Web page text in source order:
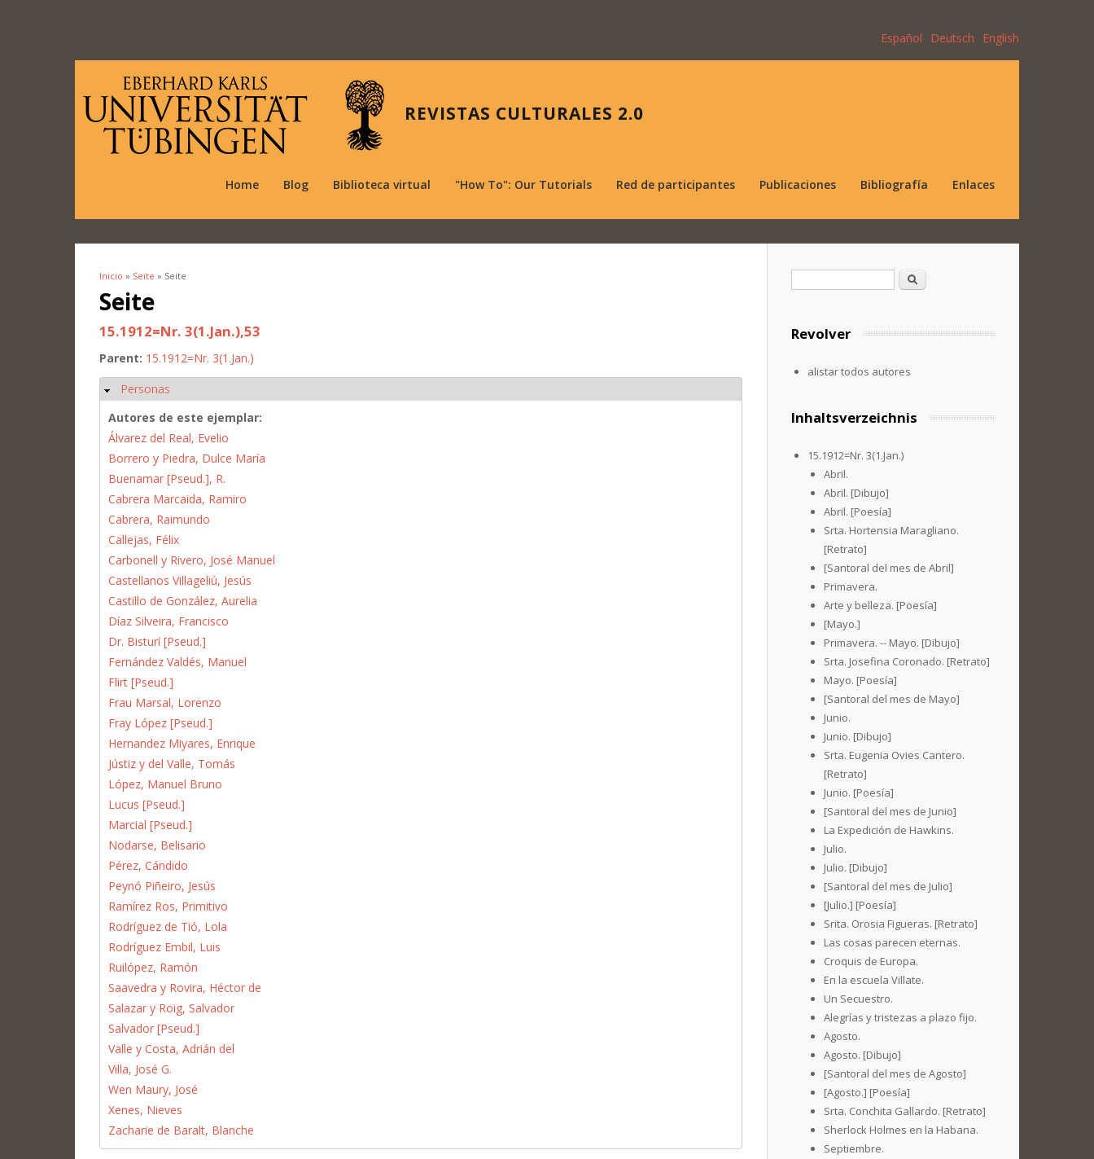
Español Deutsch English
REVISTAS CULTURALES 2.0
Home Blog Biblioteca virtual "How To": Our Tutorials Red de participantes Publicaciones Bibliografía Enlaces
Se encuentra usted aquí
Inicio » Seite » Seite
Seite
15.1912=Nr. 3(1.Jan.),53
Parent: 15.1912=Nr. 3(1.Jan.)
Ocultar
Personas
Autores de este ejemplar:
Álvarez del Real, Evelio
Borrero y Piedra, Dulce María
Buenamar [Pseud.], R.
Cabrera Marcaida, Ramiro
Cabrera, Raimundo
Callejas, Félix
Carbonell y Rivero, José Manuel
Castellanos Villageliú, Jesús
Castillo de González, Aurelia
Díaz Silveira, Francisco
Dr. Bisturí [Pseud.]
Fernández Valdés, Manuel
Flirt [Pseud.]
Frau Marsal, Lorenzo
Fray López [Pseud.]
Hernandez Miyares, Enrique
Jústiz y del Valle, Tomás
López, Manuel Bruno
Lucus [Pseud.]
Marcial [Pseud.]
Nodarse, Belisario
Pérez, Cándido
Peynó Piñeiro, Jesús
Ramírez Ros, Primitivo
Rodríguez de Tió, Lola
Rodríguez Embil, Luis
Ruilópez, Ramón
Saavedra y Rovira, Héctor de
Salazar y Roig, Salvador
Salvador [Pseud.]
Valle y Costa, Adrián del
Villa, José G.
Wen Maury, José
Xenes, Nieves
Zacharie de Baralt, Blanche
Formulario de búsqueda
Buscar
Revolver
alistar todos autores
Inhaltsverzeichnis
15.1912=Nr. 3(1.Jan.)
Abril.
Abril. [Dibujo]
Abril. [Poesía]
Srta. Hortensia Maragliano.
[Retrato]
[Santoral del mes de Abril]
Primavera.
Arte y belleza. [Poesía]
[Mayo.]
Primavera. -- Mayo. [Dibujo]
Srta. Josefina Coronado. [Retrato]
Mayo. [Poesía]
[Santoral del mes de Mayo]
Junio.
Junio. [Dibujo]
Srta. Eugenia Ovies Cantero.
[Retrato]
Junio. [Poesía]
[Santoral del mes de Junio]
La Expedición de Hawkins.
Julio.
Julio. [Dibujo]
[Santoral del mes de Julio]
[Julio.] [Poesía]
Srita. Orosia Figueras. [Retrato]
Las cosas parecen eternas.
Croquis de Europa.
En la escuela Villate.
Un Secuestro.
Alegrías y tristezas a plazo fijo.
Agosto.
Agosto. [Dibujo]
[Santoral del mes de Agosto]
[Agosto.] [Poesía]
Srta. Conchita Gallardo. [Retrato]
Sherlock Holmes en la Habana.
Septiembre.